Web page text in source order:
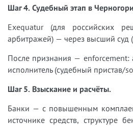
Шаг 4. Судебный этап в
Exequatur (для российских
арбитражей) — через высший суд
После признания — enforcement:
исполнитель (судебный пристав/
Шаг 5. Взыскание и расчёты.
Банки — с повышенным
источнике средств, структуре